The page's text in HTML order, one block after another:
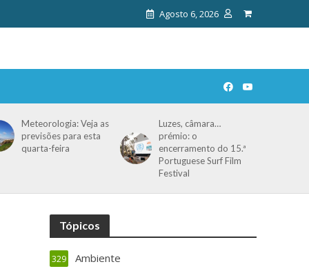
Agosto 6, 2026
Meteorologia: Veja as
previsões para esta
quarta-feira
Luzes, câmara…
prémio: o
encerramento do 15.ª
Portuguese Surf Film
Festival
Tópicos
Ambiente
329